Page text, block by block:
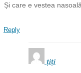
Și care e vestea
Reply
țiți